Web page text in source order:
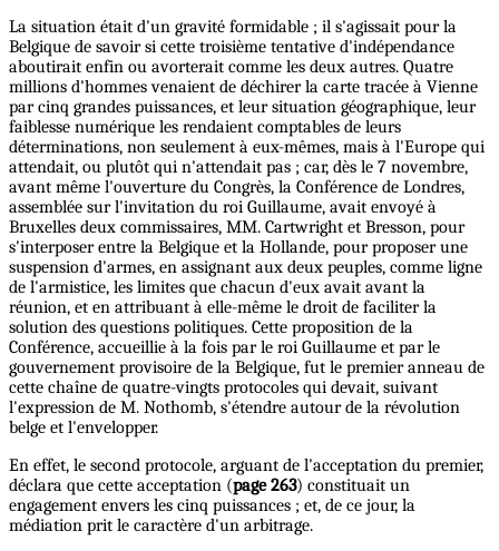
La situation était d'un gravité formidable ; il s'agissait pour la
Belgique de savoir si cette troisième tentative d'indépendance
aboutirait enfin ou avorterait comme les deux autres. Quatre
millions d'hommes venaient de déchirer la carte tracée à Vienne
par cinq grandes puissances, et leur situation géographique, leur
faiblesse numérique les rendaient comptables de leurs
déterminations, non seulement à eux-mêmes, mais à l'Europe qui
attendait, ou plutôt qui n'attendait pas ; car, dès le 7 novembre,
avant même l'ouverture du Congrès, la Conférence de Londres,
assemblée sur l'invitation du roi Guillaume, avait envoyé à
Bruxelles deux commissaires, MM. Cartwright et Bresson, pour
s'interposer entre la Belgique et la Hollande, pour proposer une
suspension d'armes, en assignant aux deux peuples, comme ligne
de l'armistice, les limites que chacun d'eux avait avant la
réunion, et en attribuant à elle-même le droit de faciliter la
solution des questions politiques. Cette proposition de la
Conférence, accueillie à la fois par le roi Guillaume et par le
gouvernement provisoire de la Belgique, fut le premier anneau de
cette chaîne de quatre-vingts protocoles qui devait, suivant
l'expression de M. Nothomb, s'étendre autour de la révolution
belge et l'envelopper.
En effet, le second protocole, arguant de l'acceptation du premier,
déclara que cette acceptation (page 263) constituait un
engagement envers les cinq puissances ; et, de ce jour, la
médiation prit le caractère d'un arbitrage.